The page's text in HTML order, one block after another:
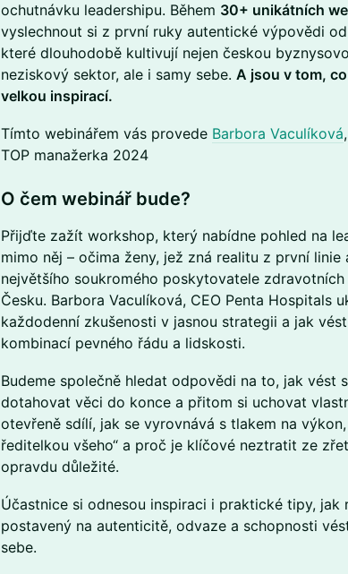
ochutnávku leadershipu. Během 30+ unikátních
vyslechnout si z první ruky autentické výpovědi
které dlouhodobě kultivují nejen českou
neziskový sektor, ale i samy sebe. A jsou v tom,
velkou inspirací.
​Tímto webinářem vás provede Barbora Vaculíková
TOP manažerka 2024
​O čem webinář bude?
Přijďte zažít workshop, který nabídne pohled na
mimo něj – očima ženy, jež zná realitu z první linie
největšího soukromého poskytovatele
Česku. Barbora Vaculíková, CEO Penta Hospitals
každodenní zkušenosti v jasnou strategii a jak
kombinací pevného řádu a lidskosti.
Budeme společně hledat odpovědi na to, jak vést
dotahovat věci do konce a přitom si uchovat
otevřeně sdílí, jak se vyrovnává s tlakem na
ředitelkou všeho“ a proč je klíčové neztratit ze
opravdu důležité.
Účastnice si odnesou inspiraci i praktické tipy, jak
postavený na autenticitě, odvaze a schopnosti
sebe.